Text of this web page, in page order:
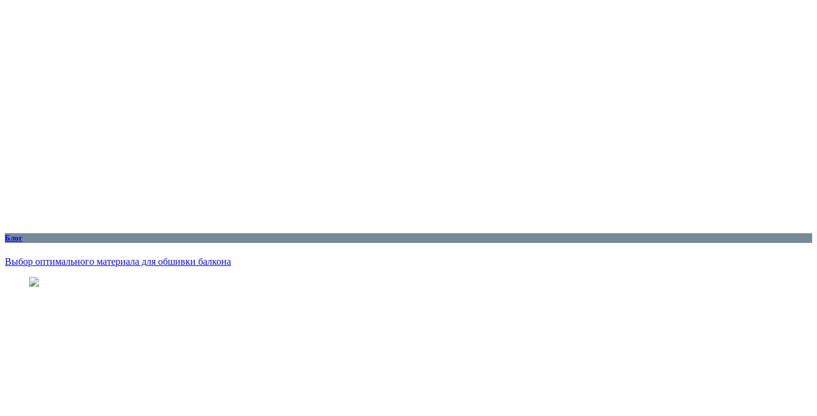
Блог
Выбор оптимального материала для обшивки балкона